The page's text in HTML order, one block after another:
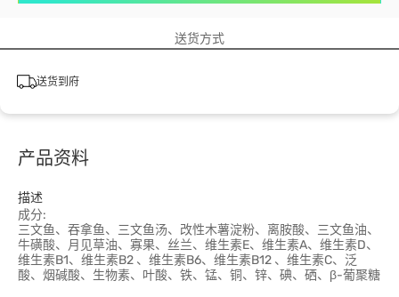
送货方式
送货到府
产品资料
描述
成分:
三文鱼、吞拿鱼、三文鱼汤、改性木薯淀粉、离胺酸、三文鱼油、
牛磺酸、月见草油、寡果、丝兰、维生素E、维生素A、维生素D、
维生素B1、维生素B2 、维生素B6、维生素B12 、维生素C、泛
酸、烟碱酸、生物素、叶酸、铁、锰、铜、锌、碘、硒、β-葡聚糖